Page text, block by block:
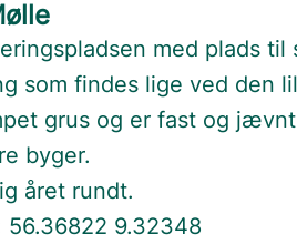
med plads til
som findes lige ved den
grus og er fast og
byger.
året rundt.
56.36822 9.32348